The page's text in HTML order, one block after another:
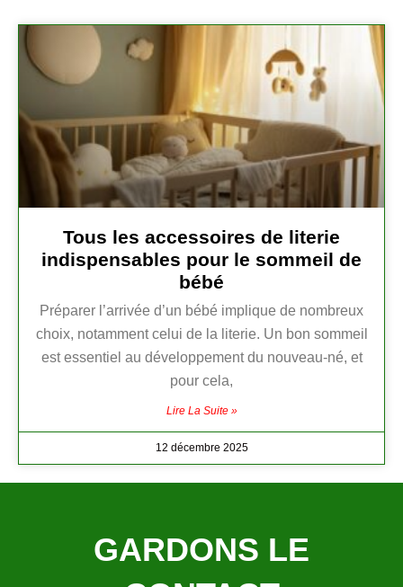
Tous les accessoires de literie
indispensables pour le sommeil de
bébé
Préparer l’arrivée d’un bébé implique de nombreux
choix, notamment celui de la literie. Un bon sommeil
est essentiel au développement du nouveau-né, et
pour cela,
Lire La Suite »
12 décembre 2025
GARDONS LE